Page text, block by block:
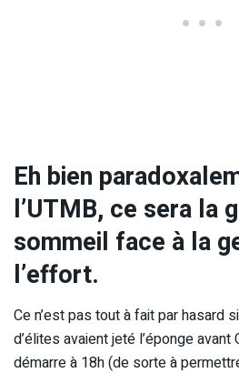
Eh bien
l’UTMB, ce sera la
sommeil face à la
l’effort.
Ce n’est pas tout à fait par hasard
d’élites avaient jeté l’éponge avant
démarre à 18h (de sorte à